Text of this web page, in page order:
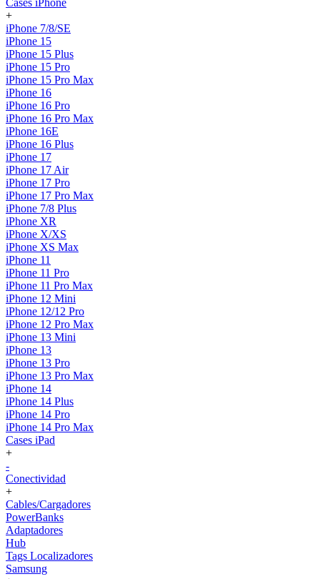
Cases iPhone
+
iPhone 7/8/SE
iPhone 15
iPhone 15 Plus
iPhone 15 Pro
iPhone 15 Pro Max
iPhone 16
iPhone 16 Pro
iPhone 16 Pro Max
iPhone 16E
iPhone 16 Plus
iPhone 17
iPhone 17 Air
iPhone 17 Pro
iPhone 17 Pro Max
iPhone 7/8 Plus
iPhone XR
iPhone X/XS
iPhone XS Max
iPhone 11
iPhone 11 Pro
iPhone 11 Pro Max
iPhone 12 Mini
iPhone 12/12 Pro
iPhone 12 Pro Max
iPhone 13 Mini
iPhone 13
iPhone 13 Pro
iPhone 13 Pro Max
iPhone 14
iPhone 14 Plus
iPhone 14 Pro
iPhone 14 Pro Max
Cases iPad
+
-
Conectividad
+
Cables/Cargadores
PowerBanks
Adaptadores
Hub
Tags Localizadores
Samsung